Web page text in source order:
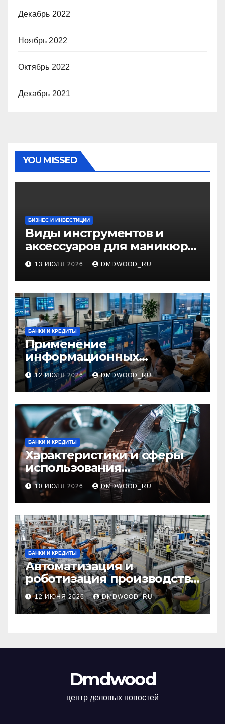
Декабрь 2022
Ноябрь 2022
Октябрь 2022
Декабрь 2021
YOU MISSED
БИЗНЕС И ИНВЕСТИЦИИ
Виды инструментов и
аксессуаров для маникюра
и педикюра
13 ИЮЛЯ 2026 DMDWOOD_RU
БАНКИ И КРЕДИТЫ
Применение
информационных
технологий и системная
интеграция в бизнес-
процессах
12 ИЮЛЯ 2026 DMDWOOD_RU
БАНКИ И КРЕДИТЫ
Характеристики и сферы
использования
межфланцевых
огнезащитных
самоклеящихся лент
10 ИЮЛЯ 2026 DMDWOOD_RU
БАНКИ И КРЕДИТЫ
Автоматизация и
роботизация производства:
технологии, внедрение и
эксплуатационные аспекты
12 ИЮНЯ 2026 DMDWOOD_RU
Dmdwood
центр деловых новостей